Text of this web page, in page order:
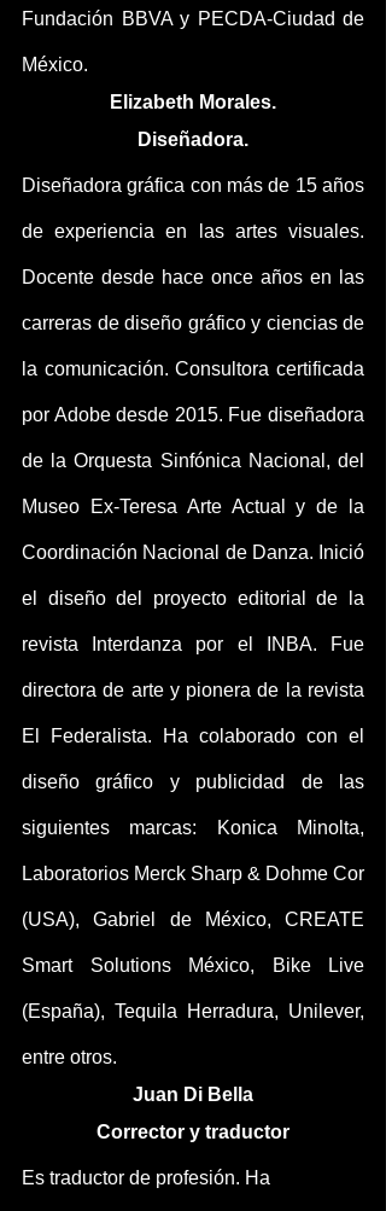
Fundación BBVA y PECDA-Ciudad de
México.
Elizabeth Morales.
Diseñadora.
Diseñadora gráfica con más de 15 años
de experiencia en las artes visuales.
Docente desde hace once años en las
carreras de diseño gráfico y ciencias de
la comunicación. Consultora certificada
por Adobe desde 2015. Fue diseñadora
de la Orquesta Sinfónica Nacional, del
Museo Ex-Teresa Arte Actual y de la
Coordinación Nacional de Danza. Inició
el diseño del proyecto editorial de la
revista Interdanza por el INBA. Fue
directora de arte y pionera de la revista
El Federalista. Ha colaborado con el
diseño gráfico y publicidad de las
siguientes marcas: Konica Minolta,
Laboratorios Merck Sharp & Dohme Cor
(USA), Gabriel de México, CREATE
Smart Solutions México, Bike Live
(España), Tequila Herradura, Unilever,
entre otros.
Juan Di Bella
Corrector y traductor
Es traductor de profesión. Ha